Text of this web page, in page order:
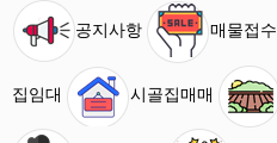
공지사항 매물접수
집임대 시골집매매